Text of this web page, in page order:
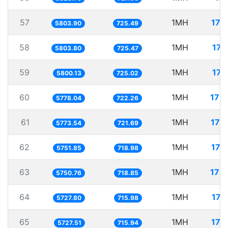
57 5803.90 725.49 1MH
58 5803.80 725.47 1MH
59 5800.13 725.02 1MH
60 5778.04 722.26 1MH
61 5773.54 721.69 1MH
62 5751.85 718.98 1MH
63 5750.76 718.85 1MH
64 5727.80 715.98 1MH
65 5727.51 715.94 1MH